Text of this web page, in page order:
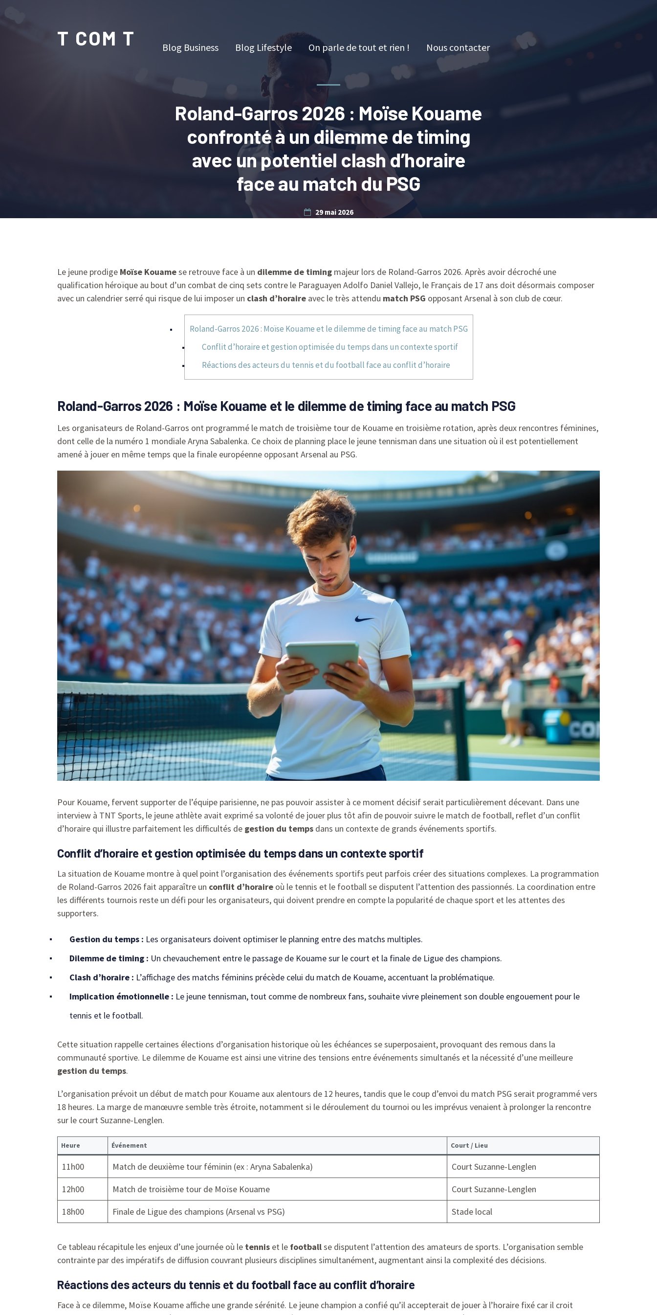
T COM T Blog Business Blog Lifestyle On parle de tout et rien ! Nous contacter
Roland-Garros 2026 : Moïse Kouame
confronté à un dilemme de timing
avec un potentiel clash d’horaire
face au match du PSG
29 mai 2026
Le jeune prodige Moïse Kouamese retrouve face à un dilemme de timing majeur lors de Roland-Garros 2026. Après avoir décroché une
qualification héroïque au bout d’un combat de cinq sets contre le Paraguayen Adolfo Daniel Vallejo, le Français de 17 ans doit désormais composer
avec un calendrier serré qui risque de lui imposer un clash d’horaire avec le très attendu match PSG opposant Arsenal à son club de cœur.
Roland-Garros 2026 : Moïse Kouame et le dilemme de timing face au match PSG
Conflit d’horaire et gestion optimisée du temps dans un contexte sportif
Réactions des acteurs du tennis et du football face au conflit d’horaire
Roland-Garros 2026 : Moïse Kouame et le dilemme de timing face au match PSG
Les organisateurs de Roland-Garros ont programmé le match de troisième tour de Kouame en troisième rotation, après deux rencontres féminines,
dont celle de la numéro 1 mondiale Aryna Sabalenka. Ce choix de planning place le jeune tennisman dans une situation où il est potentiellement
amené à jouer en même temps que la finale européenne opposant Arsenal au PSG.
Pour Kouame, fervent supporter de l’équipe parisienne, ne pas pouvoir assister à ce moment décisif serait particulièrement décevant. Dans une
interview à TNT Sports, le jeune athlète avait exprimé sa volonté de jouer plus tôt afin de pouvoir suivre le match de football, reflet d’un conflit
d’horaire qui illustre parfaitement les difficultés de gestion du temps dans un contexte de grands événements sportifs.
Conflit d’horaire et gestion optimisée du temps dans un contexte sportif
La situation de Kouame montre à quel point l’organisation des événements sportifs peut parfois créer des situations complexes. La programmation
de Roland-Garros 2026 fait apparaître un conflit d’horaire où le tennis et le football se disputent l’attention des passionnés. La coordination entre
les différents tournois reste un défi pour les organisateurs, qui doivent prendre en compte la popularité de chaque sport et les attentes des
supporters.
Gestion du temps : Les organisateurs doivent optimiser le planning entre des matchs multiples.
Dilemme de timing : Un chevauchement entre le passage de Kouame sur le court et la finale de Ligue des champions.
Clash d’horaire : L’affichage des matchs féminins précède celui du match de Kouame, accentuant la problématique.
Implication émotionnelle : Le jeune tennisman, tout comme de nombreux fans, souhaite vivre pleinement son double engouement pour le
tennis et le football.
Cette situation rappelle certaines élections d’organisation historique où les échéances se superposaient, provoquant des remous dans la
communauté sportive. Le dilemme de Kouame est ainsi une vitrine des tensions entre événements simultanés et la nécessité d’une meilleure
gestion du temps.
L’organisation prévoit un début de match pour Kouame aux alentours de 12 heures, tandis que le coup d’envoi du match PSG serait programmé vers
18 heures. La marge de manœuvre semble très étroite, notamment si le déroulement du tournoi ou les imprévus venaient à prolonger la rencontre
sur le court Suzanne-Lenglen.
Heure Événement Court / Lieu
11h00 Match de deuxième tour féminin (ex : Aryna Sabalenka)
Court Suzanne-Lenglen
12h00
Match de troisième tour de Moïse Kouame
Court Suzanne-Lenglen
18h00
Finale de Ligue des champions (Arsenal vs PSG) Stade local
Ce tableau récapitule les enjeux d’une journée où le tennis et le footballse disputent l’attention des amateurs de sports. L’organisation semble
contrainte par des impératifs de diffusion couvrant plusieurs disciplines simultanément, augmentant ainsi la complexité des décisions.
Réactions des acteurs du tennis et du football face au conflit d’horaire
Face à ce dilemme, Moïse Kouame affiche une grande sérénité. Le jeune champion a confié qu’il accepterait de jouer à l’horaire fixé car il croit